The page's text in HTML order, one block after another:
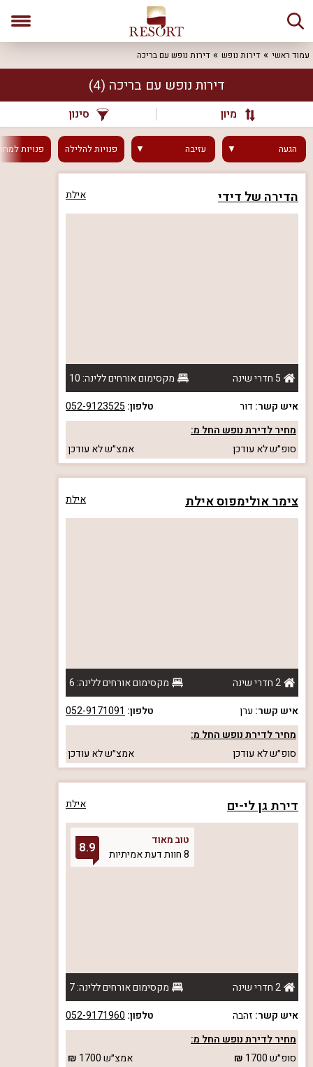
עמוד ראשי דירות נופש דירות נופש עם בריכה
דירות נופש עם בריכה (4)
מיון סינון
הגעה עזיבה פנויותלהלילה פנויות
הדירה של דידי אילת
5 חדרי שינה
מקסימום אורחים ללינה: 10
איש קשר: דור טלפון: 052-9123525
מחיר לדירת נופש החל מ:
סופ״שלא עודכן אמצ״שלא עודכן
צימר אולימפוס אילת אילת
2 חדרי שינה
מקסימום אורחים ללינה: 6
איש קשר: ערן טלפון: 052-9171091
מחיר לדירת נופש החל מ:
סופ״שלא עודכן אמצ״שלא עודכן
דירת גן לי-ים אילת
טוב מאוד
8 חוות דעת אמיתיות
8.9
2 חדרי שינה
מקסימום אורחים ללינה: 7
איש קשר: זהבה טלפון: 052-9171960
מחיר לדירת נופש החל מ:
סופ״ש1700 אמצ״ש1700